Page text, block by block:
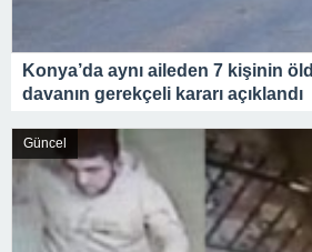
Konya’da aynı aileden 7 kişinin
davanın gerekçeli kararı açıklandı
Güncel